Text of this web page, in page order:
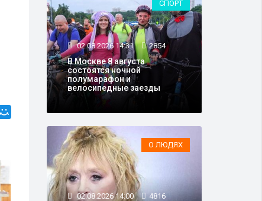
ТЕХНОЛОГИИ И НАУКА
СПОРТ
02.08.2026 14:31 2854
В Москве 8 августа
состоятся ночной
полумарафон и
велосипедные заезды
О ЛЮДЯХ
02.08.2026 14:00 4816